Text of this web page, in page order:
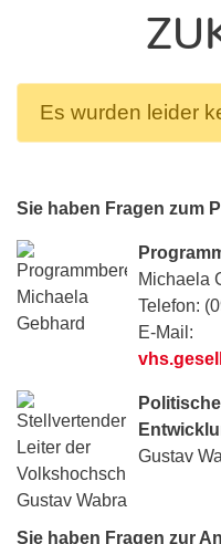
Es wurden leider
Sie haben Fragen zum
Michaela
Telefon:
E-Mail:
Gustav
Sie haben Fragen zur